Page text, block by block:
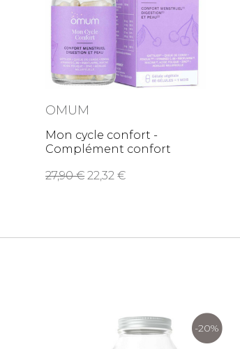
OMUM
Mon cycle confort -
Complément confort
27,90 22,32
-20%